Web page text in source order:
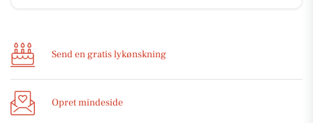
Send en gratis lykønskning
Opret mindeside